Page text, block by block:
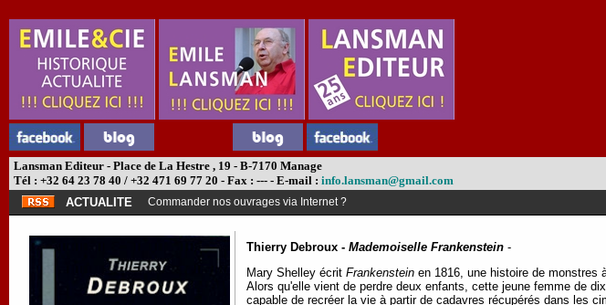
Lansman Editeur - Place de La Hestre , 19 - B-7170 Manage
Tél : +32 64 23 78 40 / +32 471 69 77 20 - Fax : --- - E-mail : info.lansman@gmail.com
ACTUALITE Commander nos ouvrages via Internet ?
Thierry Debroux - Mademoiselle Frankenstein -
Mary Shelley écrit Frankenstein en 1816, une histoire de monstres
Alors qu'elle vient de perdre deux enfants, cette jeune femme de
capable de recréer la vie à partir de cadavres récupérés dans les